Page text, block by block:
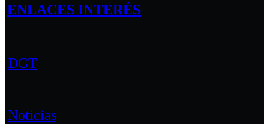
ENLACES INTERÉS
DGT
Noticias